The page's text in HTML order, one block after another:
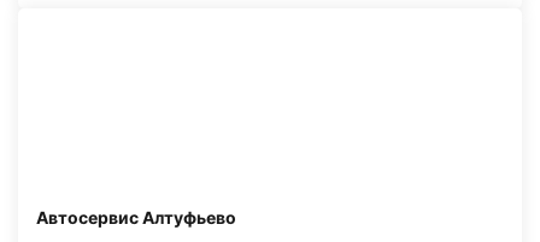
Автосервис Алтуфьево